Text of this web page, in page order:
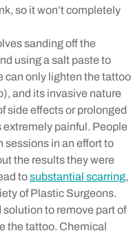
so it won’t completely
sanding off the
using a salt paste to
can only lighten the tattoo
and its invasive nature
side effects or prolonged
extremely painful. People
sessions in an effort to
the results they were
tosubstantial scarring,
of Plastic Surgeons.
solution to remove part of
the tattoo. Chemical